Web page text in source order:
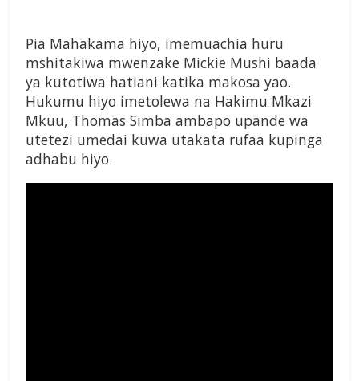
Pia Mahakama hiyo, imemuachia huru
mshitakiwa mwenzake Mickie Mushi baada
ya kutotiwa hatiani katika makosa yao.
Hukumu hiyo imetolewa na Hakimu Mkazi
Mkuu, Thomas Simba ambapo upande wa
utetezi umedai kuwa utakata rufaa kupinga
adhabu hiyo.